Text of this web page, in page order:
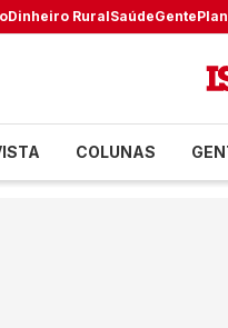
Dinheiro RuralSaúdeGente
COLUNAS